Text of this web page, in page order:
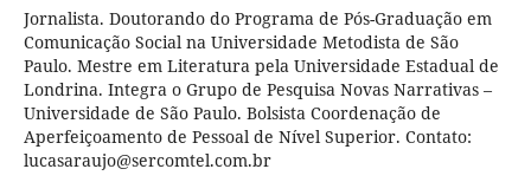
Jornalista. Doutorando do Programa de Pós-Graduação em
Comunicação Social na Universidade Metodista de São
Paulo. Mestre em Literatura pela Universidade Estadual de
Londrina. Integra o Grupo de Pesquisa Novas Narrativas –
Universidade de São Paulo. Bolsista Coordenação de
Aperfeiçoamento de Pessoal de Nível Superior. Contato:
lucasaraujo@sercomtel.com.br